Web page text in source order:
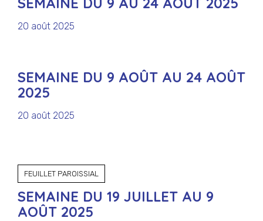
20 août 2025
SEMAINE DU 9 AOÛT AU 24 AOÛT
2025
20 août 2025
FEUILLET PAROISSIAL
SEMAINE DU 19 JUILLET AU 9
AOÛT 2025